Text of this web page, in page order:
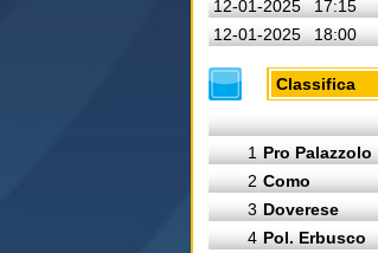
12-01-2025
17:15
12-01-2025
18:00
Classifica
1 Pro Palazzolo
2 Como
3 Doverese
4 Pol. Erbusco